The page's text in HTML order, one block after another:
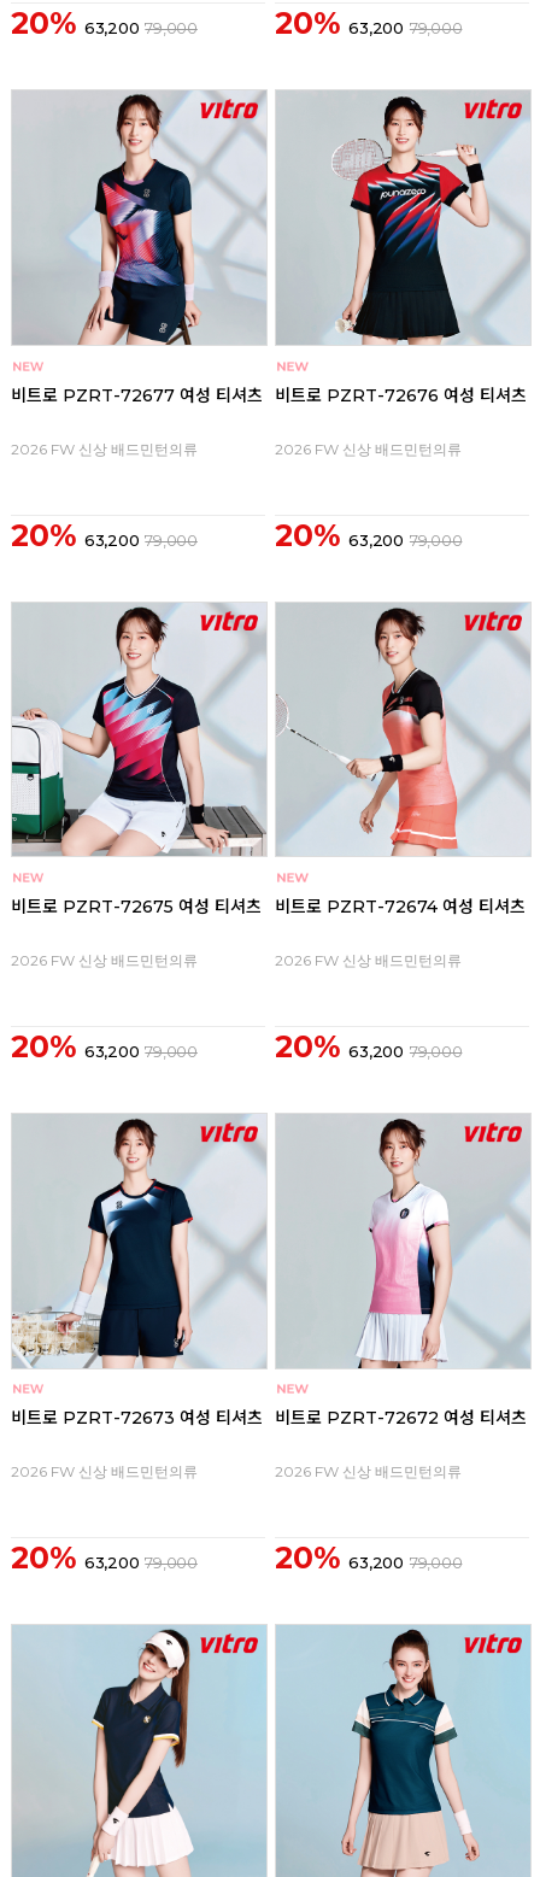
20% 63,200 79,000 20% 63,200 79,000
비트로 PZRT-72677 여성 티셔츠
2026 FW 신상 배드민턴의류
20% 63,200 79,000
비트로 PZRT-72676 여성 티셔츠
2026 FW 신상 배드민턴의류
20% 63,200 79,000
비트로 PZRT-72675 여성 티셔츠
2026 FW 신상 배드민턴의류
20% 63,200 79,000
비트로 PZRT-72674 여성 티셔츠
2026 FW 신상 배드민턴의류
20% 63,200 79,000
비트로 PZRT-72673 여성 티셔츠
2026 FW 신상 배드민턴의류
20% 63,200 79,000
비트로 PZRT-72672 여성 티셔츠
2026 FW 신상 배드민턴의류
20% 63,200 79,000